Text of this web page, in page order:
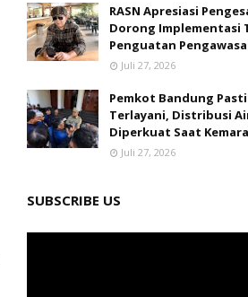
RASN Apresiasi
Dorong Implementasi
Penguatan
Juli 27, 2026
Pemkot Bandung
Terlayani, Distribusi
Diperkuat Saat
Juli 27, 2026
SUBSCRIBE US